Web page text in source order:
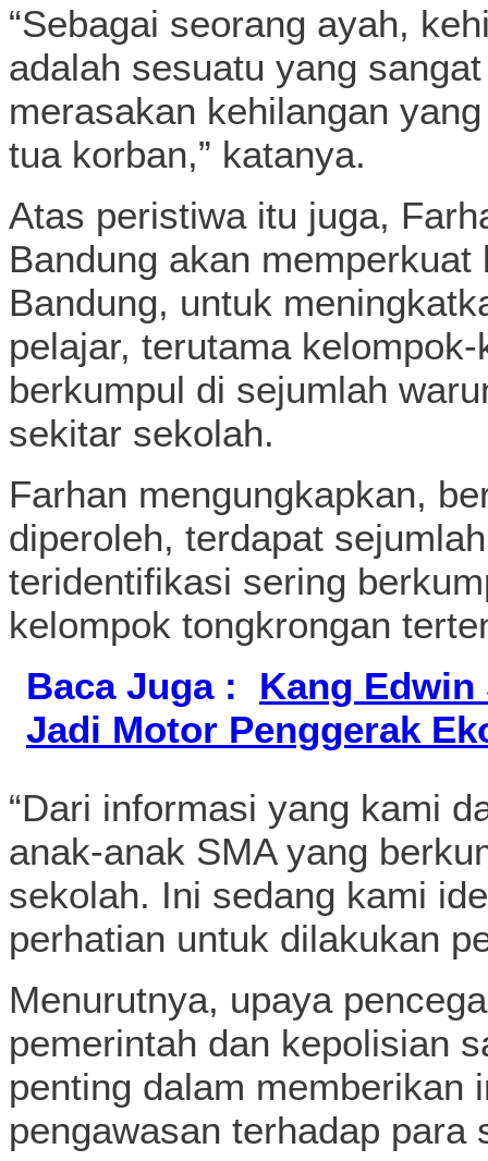
“Sebagai seorang ayah,
adalah sesuatu yang
merasakan kehilangan
tua korban,” katanya.
Atas peristiwa itu juga,
Bandung akan
Bandung, untuk
pelajar, terutama
berkumpul di sejumlah
sekitar sekolah.
Farhan mengungkapkan,
diperoleh, terdapat
teridentifikasi sering
kelompok tongkrongan
Baca Juga :
Kang Edwin
Jadi Motor Penggerak
“Dari informasi yang kami
anak-anak SMA yang
sekolah. Ini sedang kami
perhatian untuk dilakukan
Menurutnya, upaya
pemerintah dan kepolisian
penting dalam memberikan
pengawasan terhadap para